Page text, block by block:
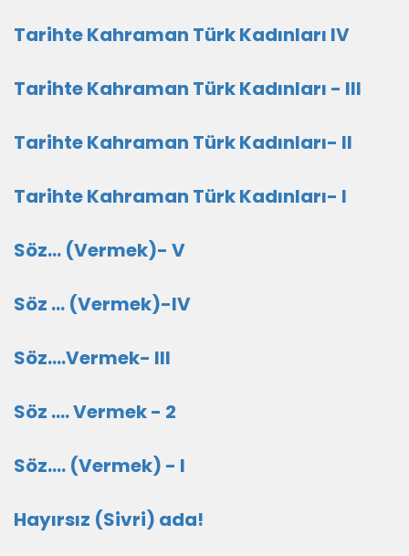
Tarihte Kahraman Türk Kadınları IV
Tarihte Kahraman Türk Kadınları - III
Tarihte Kahraman Türk Kadınları- II
Tarihte Kahraman Türk Kadınları- I
Söz... (Vermek)- V
Söz ... (Vermek)-IV
Söz....Vermek- III
Söz .... Vermek - 2
Söz.... (Vermek) - I
Hayırsız (Sivri) ada!